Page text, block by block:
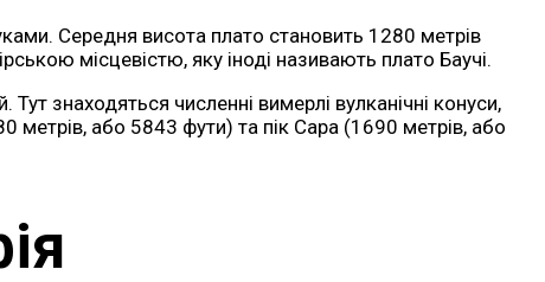
Середня висота плато становить 1280 метрів
місцевістю, яку іноді називають плато Баучі.
знаходяться численні вимерлі вулканічні конуси,
метрів, або 5843 фути) та пік Сара (1690 метрів, або